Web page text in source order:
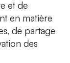
et de
en matière
de partage
des